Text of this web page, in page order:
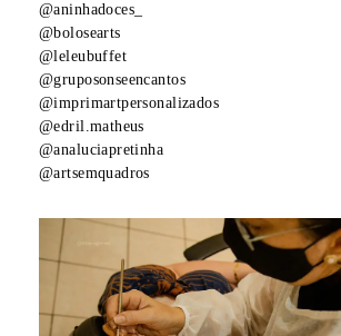
@aninhadoces_
@bolosearts
@leleubuffet
@gruposonseencantos
@imprimartpersonalizados
@edril.matheus
@analuciapretinha
@artsemquadros